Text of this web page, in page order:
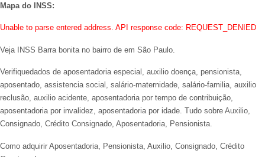
Mapa do INSS:
Unable to parse entered address. API response code: REQUEST_DENIED
Veja INSS Barra bonita no bairro de em São Paulo.
Verifiquedados de aposentadoria especial, auxilio doença, pensionista,
aposentado, assistencia social, salário-maternidade, salário-familia, auxilio
reclusão, auxilio acidente, aposentadoria por tempo de contribuição,
aposentadoria por invalidez, aposentadoria por idade. Tudo sobre Auxilio,
Consignado, Crédito Consignado, Aposentadoria, Pensionista.
Como adquirir Aposentadoria, Pensionista, Auxilio, Consignado, Crédito